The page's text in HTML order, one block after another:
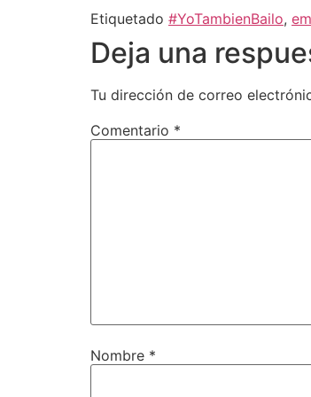
Etiquetado #YoTambienBailo,
Deja una
Tu dirección de correo
Comentario *
Nombre *